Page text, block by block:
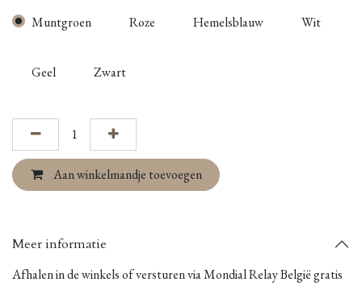
Muntgroen Roze Hemelsblauw Wit
Geel Zwart
Aan winkelmandje toevoegen
Meer informatie
Afhalen in de winkels of versturen via Mondial Relay België gratis